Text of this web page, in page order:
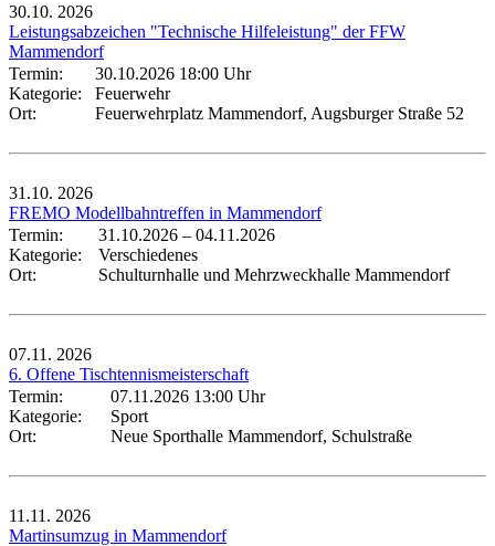
30.10. 2026
Leistungsabzeichen "Technische Hilfeleistung" der FFW
Mammendorf
Termin:
30.10.2026 18:00 Uhr
Kategorie:
Feuerwehr
Ort:
Feuerwehrplatz Mammendorf, Augsburger Straße 52
31.10. 2026
FREMO Modellbahntreffen in Mammendorf
Termin:
31.10.2026 – 04.11.2026
Kategorie:
Verschiedenes
Ort:
Schulturnhalle und Mehrzweckhalle Mammendorf
07.11. 2026
6. Offene Tischtennismeisterschaft
Termin:
07.11.2026 13:00 Uhr
Kategorie:
Sport
Ort:
Neue Sporthalle Mammendorf, Schulstraße
11.11. 2026
Martinsumzug in Mammendorf